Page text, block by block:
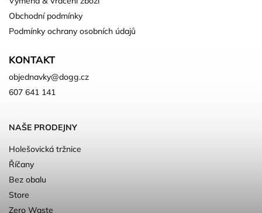
Obchodní podmínky
Podmínky ochrany osobních údajů
KONTAKT
objednavky@dogg.cz
607 641 141
NAŠE PRODEJNY
Holešovická tržnice
Říčany
Bez obalu
Store
Zero Waste